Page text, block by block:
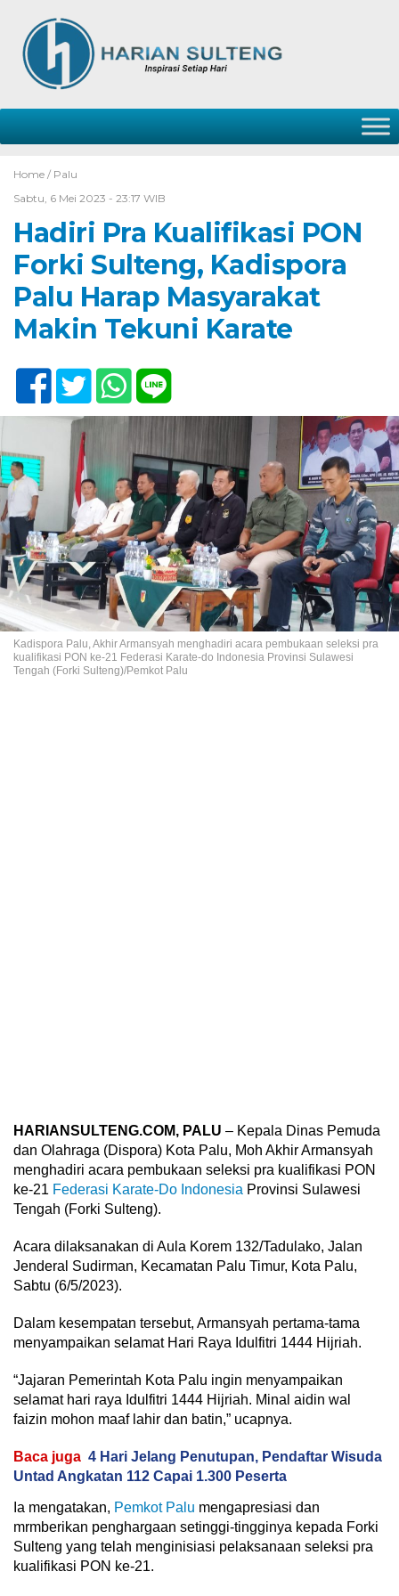
Home / Palu
Sabtu, 6 Mei 2023 - 23:17 WIB
Hadiri Pra Kualifikasi PON
Forki Sulteng, Kadispora
Palu Harap Masyarakat
Makin Tekuni Karate
Kadispora Palu, Akhir Armansyah menghadiri acara pembukaan seleksi pra
kualifikasi PON ke-21 Federasi Karate-do Indonesia Provinsi Sulawesi
Tengah (Forki Sulteng)/Pemkot Palu
HARIANSULTENG.COM, PALU – Kepala Dinas Pemuda
dan Olahraga (Dispora) Kota Palu, Moh Akhir Armansyah
menghadiri acara pembukaan seleksi pra kualifikasi PON
ke-21 Federasi Karate-Do Indonesia Provinsi Sulawesi
Tengah (Forki Sulteng).
Acara dilaksanakan di Aula Korem 132/Tadulako, Jalan
Jenderal Sudirman, Kecamatan Palu Timur, Kota Palu,
Sabtu (6/5/2023).
Dalam kesempatan tersebut, Armansyah pertama-tama
menyampaikan selamat Hari Raya Idulfitri 1444 Hijriah.
“Jajaran Pemerintah Kota Palu ingin menyampaikan
selamat hari raya Idulfitri 1444 Hijriah. Minal aidin wal
faizin mohon maaf lahir dan batin,” ucapnya.
Baca juga 4 Hari Jelang Penutupan, Pendaftar Wisuda
Untad Angkatan 112 Capai 1.300 Peserta
Ia mengatakan, Pemkot Palu mengapresiasi dan
mrmberikan penghargaan setinggi-tingginya kepada Forki
Sulteng yang telah menginisiasi pelaksanaan seleksi pra
kualifikasi PON ke-21.